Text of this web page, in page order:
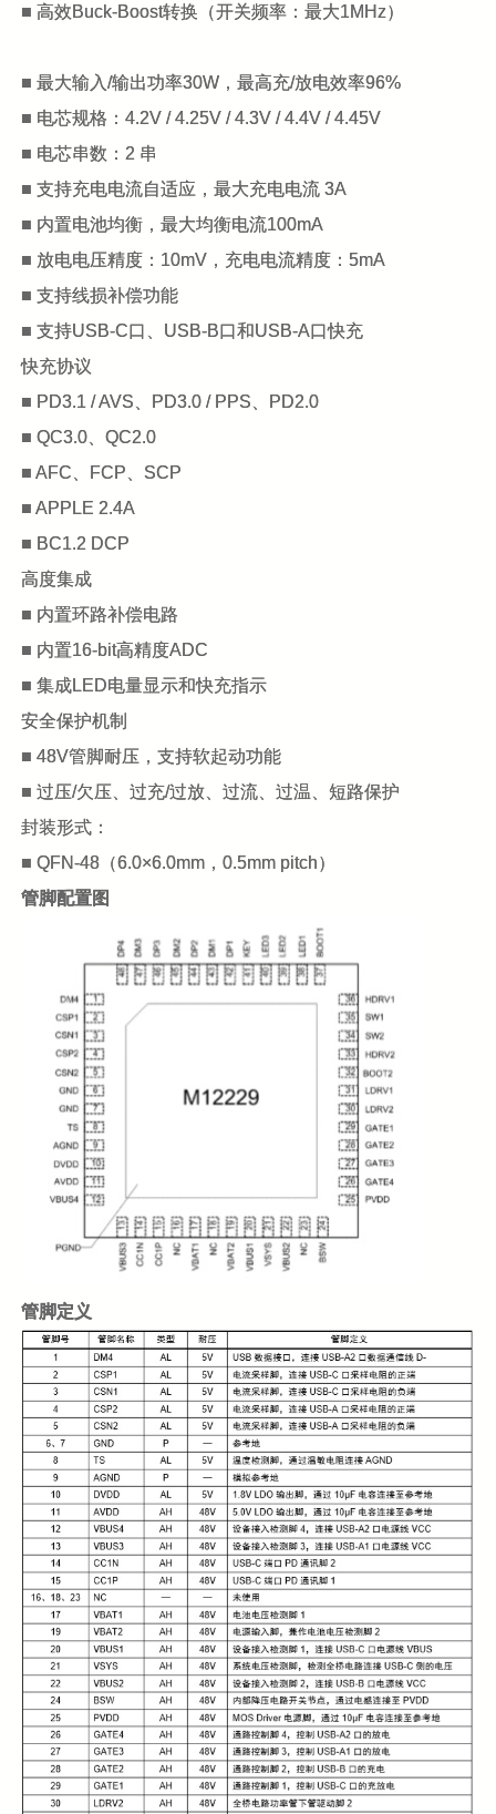
■ 高效Buck-Boost转换（开关频率：最大1MHz）
■ 最大输入/输出功率30W，最高充/放电效率96%
■ 电芯规格：4.2V / 4.25V / 4.3V / 4.4V / 4.45V
■ 电芯串数：2 串
■ 支持充电电流自适应，最大充电电流 3A
■ 内置电池均衡，最大均衡电流100mA
■ 放电电压精度：10mV，充电电流精度：5mA
■ 支持线损补偿功能
■ 支持USB-C口、USB-B口和USB-A口快充
快充协议
■ PD3.1 / AVS、PD3.0 / PPS、PD2.0
■ QC3.0、QC2.0
■ AFC、FCP、SCP
■ APPLE 2.4A
■ BC1.2 DCP
高度集成
■ 内置环路补偿电路
■ 内置16-bit高精度ADC
■ 集成LED电量显示和快充指示
安全保护机制
■ 48V管脚耐压，支持软起动功能
■ 过压/欠压、过充/过放、过流、过温、短路保护
封装形式：
■ QFN-48（6.0×6.0mm，0.5mm pitch）
管脚配置图
管脚定义